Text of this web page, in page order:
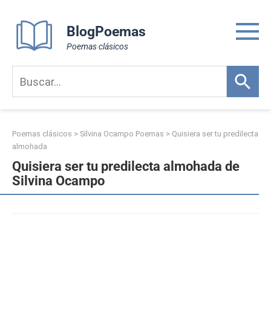
content
BlogPoemas
Poemas clásicos
Poemas clásicos > Silvina Ocampo Poemas > Quisiera ser tu predilecta
almohada
Quisiera ser tu predilecta almohada de
Silvina Ocampo